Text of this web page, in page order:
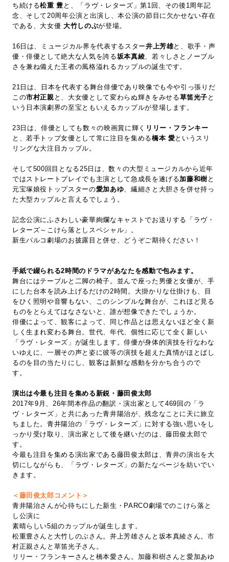
ち続ける松重 豊 と、「ラヴ・レターズ」第1回、その後1周年記
念、そして20周年公演と出演し、本公演の節目に欠かせない存在
である、大女優大竹しのぶが登場。
16日は、ミュージカル界を代表するスター井上芳雄と、歌手・声
優・俳優として絶大な人気を誇る坂本真綾、若々しさとノーブル
さを兼ね備えた王者の風格溢れるカップルの誕生です。
21日は、日本を代表する舞台俳優であり映像でも今や引っ張りだ
この市村正親 と、大女優として変わらぬ輝きをみせる草笛光子 と
いう日本演劇界の至宝ともいえるカップルが登場します。
23日は、俳優としても数々の映画賞に輝く リリー・フランキー
と、若手トップ女優として常に注目を集める橋本 愛というスリ
リングな大注目カップル。
そして500回目となる25日は、数々の大型ミュージカルから近年
ではストレートプレイでも主演として急成長を遂げる加藤和樹 と
元宝塚娘役トップスターの愛加あゆ、繊細さと大胆さを併せ持っ
た大型カップルと言えるでしょう。
記念公演にふさわしい豪華絢爛なキャストでお送りする「ラヴ・
レターズ～こけら落としスペシャル」。
新生パルコ劇場のお披露目と併せ、どうぞご期待ください！
手紙で綴られる2時間のドラマがあなたを感動で包みます。
舞台にはテーブルと二脚の椅子。並んで座った男優と女優が、手
にした台本を読み上げるだけの2時間。大掛かりな仕掛けも、目
をひく照明や音響もない、このシンプルな舞台が、これほど見る
ものをとらえてはなさないと、誰が想像できたでしょうか。
俳優によって、観客によって、同じ作品とは思えないほど全く新
しく生まれ変わる舞台。世代、年代、個性に応じて全く新しい
「ラヴ・レターズ」が誕生します。俳優が身体的演技を行なわな
いゆえに、一層その声と姿に彼等の演技を超えた真情がほとばし
るのを目の当たりにし、観客は新鮮な感動を分かち合うので
す。
演出は今最も注目を集める新鋭・藤田俊太郎
2017年9月、26年間本作品の翻訳・演出家として469回の「ラ
ヴ・レターズ」と共にあった青井陽治が、残念なことに天に旅立
ちました。青井陽治の「ラヴ・レターズ」に対する強い思いをし
っかり受け取り、演出家として後を継いだのは、藤田俊太郎で
す。
今最も注目を集める演出家である藤田俊太郎は、青井の演出を大
切にしながらも、「ラヴ・レターズ」の新たなページを紡いでい
きます。
＜藤田俊太郎コメント＞
青井陽治さんが心待ちにした新生・PARCO劇場でのこけら落と
し公演に
素晴らしい5組のカップルが誕生します。
松重豊さんと大竹しのぶさん。井上芳雄さんと坂本真綾さん。市
村正親さんと草笛光子さん。
リリー・フランキーさんと橋本愛さん。加藤和樹さんと愛加あゆ